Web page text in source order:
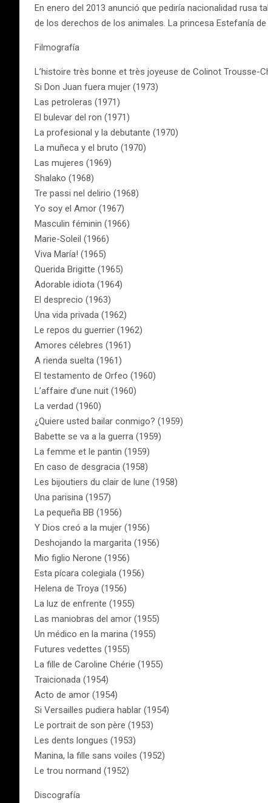
En enero del 2013 anunció que pediría nacionalidad
de los derechos de los animales. La princesa Estefanía
Filmografía
L’histoire très bonne et très joyeuse de Colinot Trousse-
Si Don Juan fuera mujer (1973)
Las petroleras (1971)
El bulevar del ron (1971)
La profesional y la debutante (1970)
La muñeca y el bruto (1970)
Las mujeres (1969)
Shalako (1968)
Tre passi nel delirio (1968)
Yo soy el Amor (1967)
Masculin féminin (1966)
Marie-Soleil (1966)
Viva María! (1965)
Querida Brigitte (1965)
Adorable idiota (1964)
El desprecio (1963)
Una vida privada (1962)
Le repos du guerrier (1962)
Amores célebres (1961)
A rienda suelta (1961)
El testamento de Orfeo (1960)
L’affaire d’une nuit (1960)
La verdad (1960)
¿Quiere usted bailar conmigo? (1959)
Babette se va a la guerra (1959)
La femme et le pantin (1959)
En caso de desgracia (1958)
Les bijoutiers du clair de lune (1958)
Una parisina (1957)
La pequeña BB (1956)
Y Dios creó a la mujer (1956)
Deshojando la margarita (1956)
Mio figlio Nerone (1956)
Esta pícara colegiala (1956)
Helena de Troya (1956)
La luz de enfrente (1955)
Las maniobras del amor (1955)
Un médico en la marina (1955)
Futures vedettes (1955)
La fille de Caroline Chérie (1955)
Traicionada (1954)
Acto de amor (1954)
Si Versailles pudiera hablar (1954)
Le portrait de son père (1953)
Les dents longues (1953)
Manina, la fille sans voiles (1952)
Le trou normand (1952)
Discografía